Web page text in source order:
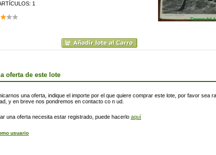
1
oferta de este lote
una oferta, indique el importe por el que quiere comprar este lote, por favor sea
y en breve nos pondremos en contacto co n ud.
una oferta necesita estar registrado, puede hacerlo aquí
usuario